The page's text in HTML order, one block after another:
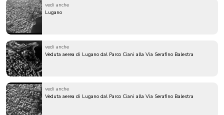
vedi anche
Lugano
vedi anche
Veduta aerea di Lugano dal Parco Ciani alla Via Serafino Balestra
vedi anche
Veduta aerea di Lugano dal Parco Ciani alla Via Serafino Balestra